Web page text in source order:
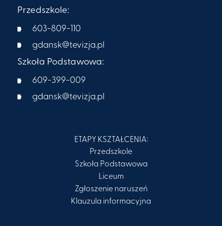
Przedszkole:
603-809-110
gdansk@tevizja.pl
Szkoła Podstawowa:
609-399-009​
gdansk@tevizja.pl
ETAPY KSZTAŁCENIA:
Przedszkole
Szkoła Podstawowa
Liceum
Zgłoszenie naruszeń
Klauzula informacyjna